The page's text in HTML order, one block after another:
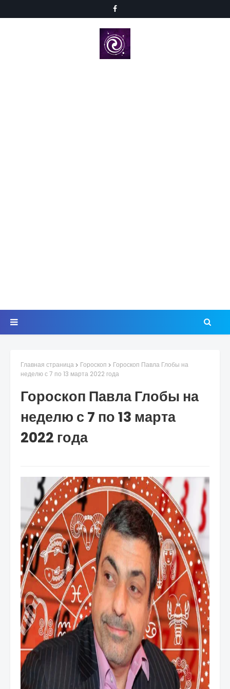
Главная страница Гороскоп
Гороскоп Павла Глобы на
неделю с 7 по 13 марта 2022 года
Гороскоп Павла Глобы на
неделю с 7 по 13 марта
2022 года